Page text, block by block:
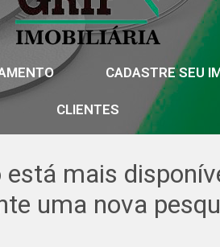
CADASTRE SEU
CLIENTES
está mais
uma nova